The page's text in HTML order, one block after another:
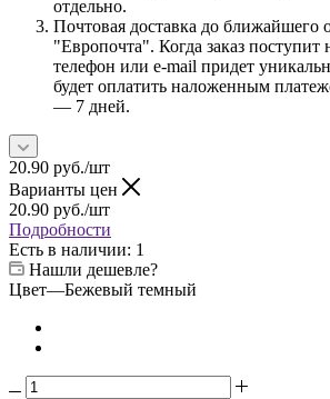
отдельно.
Почтовая доставка до ближайшего
"Европочта". Когда заказ поступит
телефон или e-mail придет
будет оплатить наложенным
— 7 дней.
20.90 руб./шт
Варианты цен
20.90 руб./шт
Подробности
Есть в наличии: 1
Нашли дешевле?
Цвет—Бежевый темный